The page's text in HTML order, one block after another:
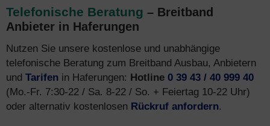
Telefonische Beratung – Breitband
Anbieter in Haferungen
Nutzen Sie unsere kostenlose und unabhängige
telefonische Beratung zum Breitband Ausbau, Anbietern
und Tarifen in Haferungen: Hotline 0 39 43 / 40 999 40
(Mo.-Fr. 7:30-22 / Sa. 8-22 / So. + Feiertag 10-22 Uhr)
oder alternativ kostenlosen Rückruf anfordern.